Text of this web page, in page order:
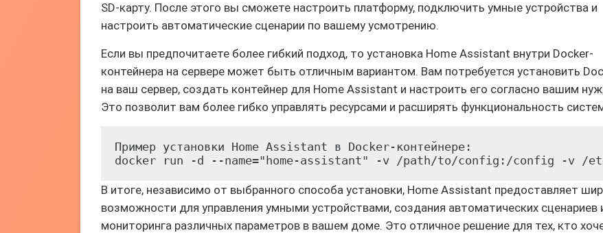
SD-карту. После этого вы сможете настроить платформу, подключить умные устройства и
настроить автоматические сценарии по вашему усмотрению.
Если вы предпочитаете более гибкий подход, то установка Home Assistant внутри Docker-
контейнера на сервере может быть отличным вариантом. Вам потребуется установить
на ваш сервер, создать контейнер для Home Assistant и настроить его согласно вашим
Это позволит вам более гибко управлять ресурсами и расширять функциональность
Пример установки Home Assistant в Docker-контейнере:
docker run -d --name="home-assistant" -v /path/to/config:/config -v /
В итоге, независимо от выбранного способа установки, Home Assistant предоставляет
возможности для управления умными устройствами, создания автоматических сценариев
мониторинга различных параметров в вашем доме. Это отличное решение для тех, кто